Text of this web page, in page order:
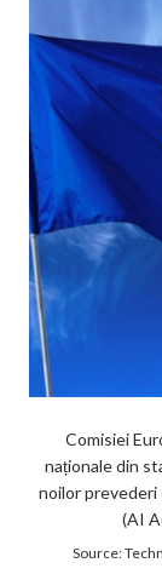
Comisiei
naționale din
noilor prevederi
(AI
Source: